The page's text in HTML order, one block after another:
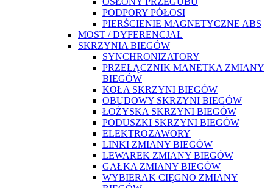
PODPORY PÓŁOSI
PIERŚCIENIE MAGNETYCZNE ABS
MOST / DYFERENCJAŁ
SKRZYNIA BIEGÓW
SYNCHRONIZATORY
PRZEŁĄCZNIK MANETKA ZMIANY
BIEGÓW
KOŁA SKRZYNI BIEGÓW
OBUDOWY SKRZYNI BIEGÓW
ŁOŻYSKA SKRZYNI BIEGÓW
PODUSZKI SKRZYNI BIEGÓW
ELEKTROZAWORY
LINKI ZMIANY BIEGÓW
LEWAREK ZMIANY BIEGÓW
GAŁKA ZMIANY BIEGÓW
WYBIERAK CIĘGNO ZMIANY